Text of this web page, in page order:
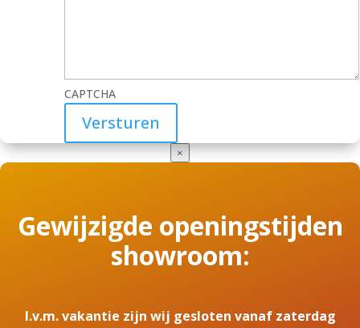
CAPTCHA
×
Gewijzigde openingstijden
showroom:
I.v.m. vakantie zijn wij gesloten vanaf zaterdag